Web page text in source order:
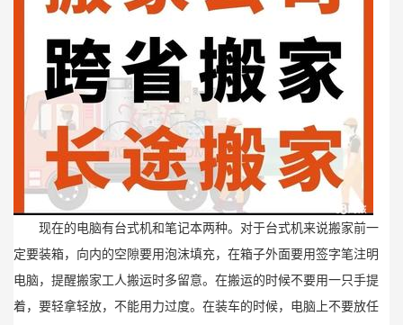
现在的电脑有台式机和笔记本两种。对于台式机来说搬家前一
定要装箱，向内的空隙要用泡沫填充，在箱子外面要用签字笔注明
电脑，提醒搬家工人搬运时多留意。在搬运的时候不要用一只手提
着，要轻拿轻放，不能用力过度。在装车的时候，电脑上不要放任